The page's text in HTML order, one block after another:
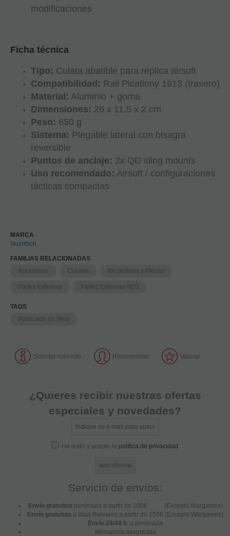
modificaciones
Ficha técnica
Tipo: Culata abatible para réplica airsoft
Compatibilidad: Rail Picatinny 1913 (trasero)
Material: Aluminio + goma
Dimensiones: 26 x 11,5 x 2 cm
Peso: 650 g
Sistema: Plegable lateral con bisagra
reversible
Puntos de anclaje: 2x QD sling mounts
Uso recomendado: Airsoft / configuraciones
tácticas compactas
MARCA
Novritsch
FAMILIAS RELACIONADAS
Accesorios
Culatas Recambios y Piezas
Partes Externas Partes Externas AEG
TAGS
Publicado en Web
Solicitar más info Recomendar Valorar
¿Quieres recibir nuestras ofertas
especiales y novedades?
He leído y acepto la política de privacidad
Servicio de envíos:
Envío gratuitos península a partir de 100€ (Excepto Wargames)
Envío gratuitos a Islas Baleares a partir de 150€ (Excepto Wargames)
Envío 24/48 h . a península
Mercancía asegurada